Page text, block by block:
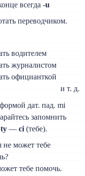
всегда -u
переводчиком.
водителем
журналистом
официанткой
и т. д.
дат. пад. mi
запомнить
ty —ci (тебе).
может тебе
тебе помочь.